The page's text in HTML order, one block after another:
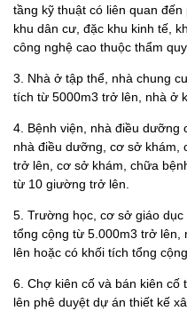
tầng kỹ thuật có liên quan
khu dân cư, đặc khu kinh tế,
công nghệ cao thuộc thẩm
3. Nhà ở tập thể, nhà chung
tích từ 5000m3 trở lên, nhà ở
4. Bệnh viện, nhà điều dưỡng
nhà điều dưỡng, cơ sở khám,
trở lên, cơ sở khám, chữa
từ 10 giường trở lên.
5. Trường học, cơ sở giáo
tổng cộng từ 5.000m3 trở lên,
lên hoặc có khối tích tổng
6. Chợ kiên cố và bán kiên cố
lên phê duyệt dự án thiết kế